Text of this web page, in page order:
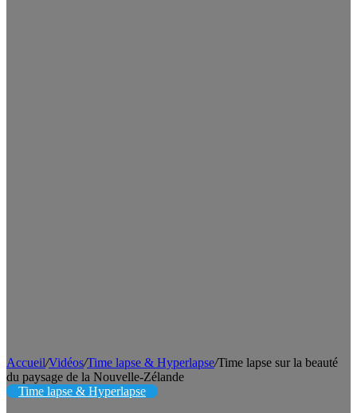
Accueil/Vidéos/Time lapse & Hyperlapse/Time lapse sur la beauté
du paysage de la Nouvelle-Zélande
Time lapse & Hyperlapse